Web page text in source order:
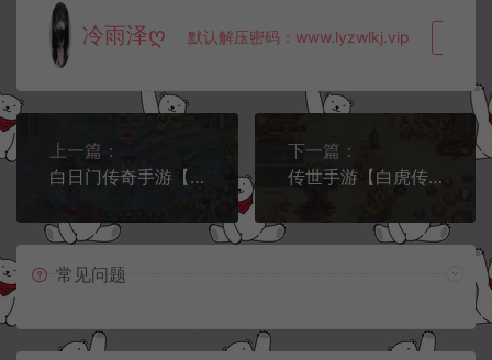
冷雨泽ღ 默认解压密码：www.lyzwlkj.vip
上一篇：
白日门传奇手游【狂人冰雪单职业】5月最新整理Win一键服务端+GM后台+安卓苹果双端+详细搭建教程+视频教程
下一篇：
传世手游【白虎传世】5月最新整理Linux手工服务端+明文资源+GM授权后台+安卓苹果双端+详细搭建教程+视频教程
常见问题